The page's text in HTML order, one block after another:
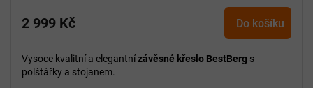
produktu
5,0
z
2 999 Kč Do košíku
Vysoce kvalitní a elegantnízávěsné křeslo BestBerg s
polštářky a stojanem.